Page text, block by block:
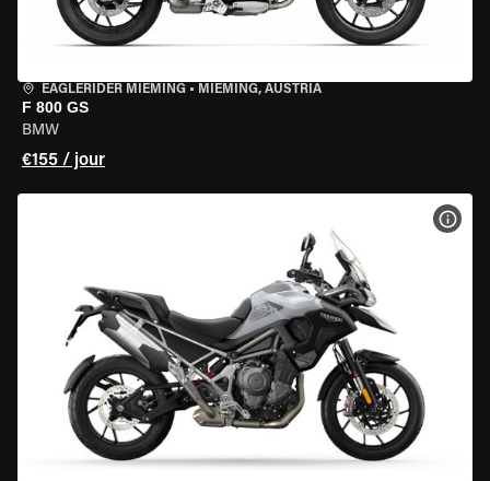
EAGLERIDER MIEMING • MIEMING, AUSTRIA
F 800 GS
BMW
€155 / jour